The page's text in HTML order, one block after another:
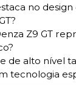
no
Z9 GT
de alto nível
tecnologia